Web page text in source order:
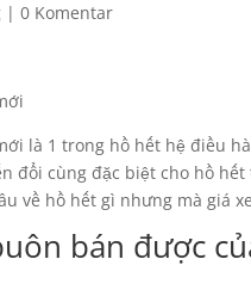
|0 Komentar
là 1 trong hồ hết hệ điều
đổi cùng đặc biệt cho hồ
về hồ hết gì nhưng mà giá
bán được